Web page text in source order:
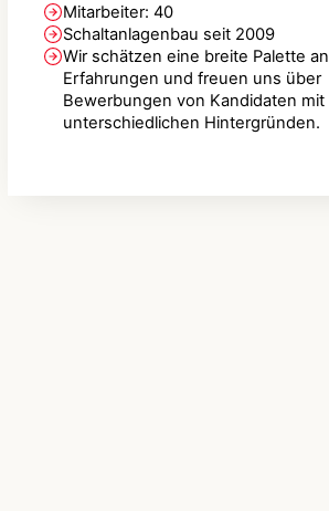
Mitarbeiter: 40
Schaltanlagenbau seit 2009
Wir schätzen eine breite Palette an
Erfahrungen und freuen uns über
Bewerbungen von Kandidaten mit
unterschiedlichen Hintergründen.